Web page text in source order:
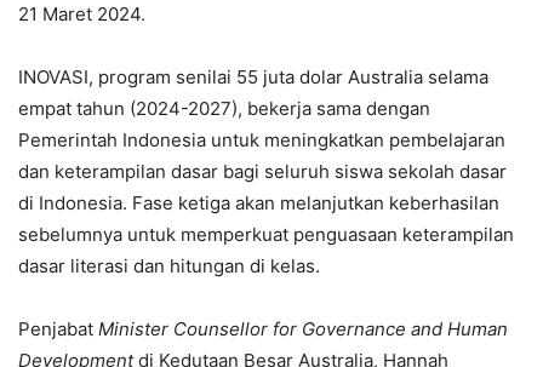
21 Maret 2024.
INOVASI, program senilai 55 juta dolar Australia selama
empat tahun (2024-2027), bekerja sama dengan
Pemerintah Indonesia untuk meningkatkan pembelajaran
dan keterampilan dasar bagi seluruh siswa sekolah dasar
di Indonesia. Fase ketiga akan melanjutkan keberhasilan
sebelumnya untuk memperkuat penguasaan keterampilan
dasar literasi dan hitungan di kelas.
Penjabat Minister Counsellor for Governance and Human
Developmentdi Kedutaan Besar Australia, Hannah